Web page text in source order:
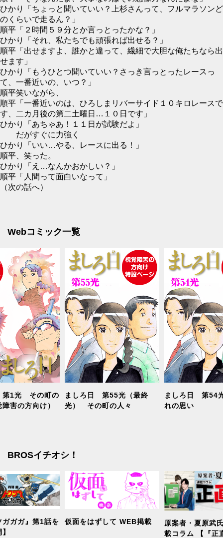
ひかり「ちょっと聞いていい？上杉さんって、フルマラソンど
のくらいで走るん？」
順平「２時間５９分とか言っとったかな？」
ひかり「それ、私たちでも頑張れば出せる？」
順平「出せますよ、誰かと違って、繊細で大胆な俺たちなら出
せます」
ひかり「もうひとつ聞いていい？さっき言っとったレースっ
て、一番近いの、いつ？」
順平笑いながら、
順平「一番近いのは、ひろしまリバーサイド１０キロレースで
す、二カ月後の第二土曜日…１０日です」
ひかり「あちゃあ！１１日が試験だよ」
だがすぐに力強く
ひかり「いい…やる、レースに出る！」
順平、笑った。
ひかり「え…なんかおかしい？」
順平「人間って面白いなって」
（次の話へ）
Webコミック一覧
1光 その町の
害の方向け）
ましろ日 第55光（最終
光） その町の人々
ましろ日 第54
れの思い
BROSイチオシ！
ガガガ』第1話を
仮面をはずして WEB掲載
原案者・夏原武
載コラム 【『正